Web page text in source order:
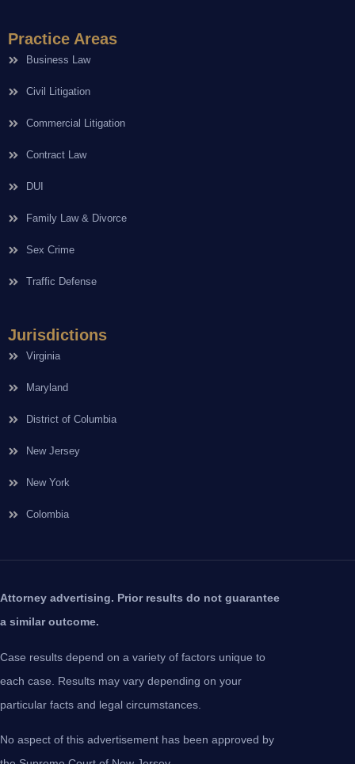
Practice Areas
Business Law
Civil Litigation
Commercial Litigation
Contract Law
DUI
Family Law & Divorce
Sex Crime
Traffic Defense
Jurisdictions
Virginia
Maryland
District of Columbia
New Jersey
New York
Colombia
Attorney advertising. Prior results do not guarantee
a similar outcome.
Case results depend on a variety of factors unique to
each case. Results may vary depending on your
particular facts and legal circumstances.
No aspect of this advertisement has been approved by